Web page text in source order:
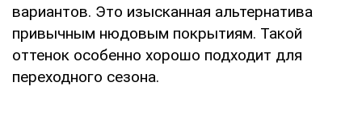
вариантов. Это изысканная альтернатива
привычным нюдовым покрытиям. Такой
оттенок особенно хорошо подходит для
переходного сезона.